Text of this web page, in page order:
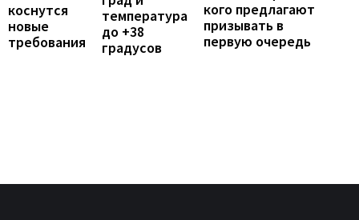
коснутся
новые
требования
температура
до +38
градусов
кого предлагают
призывать в
первую очередь